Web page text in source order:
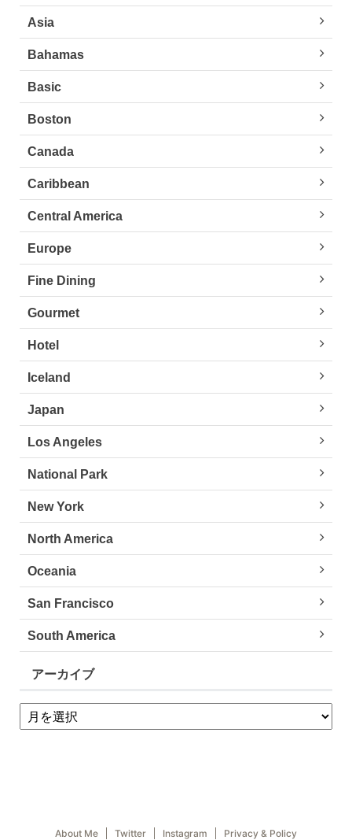
Asia
Bahamas
Basic
Boston
Canada
Caribbean
Central America
Europe
Fine Dining
Gourmet
Hotel
Iceland
Japan
Los Angeles
National Park
New York
North America
Oceania
San Francisco
South America
アーカイブ
About Me Twitter Instagram Privacy & Policy